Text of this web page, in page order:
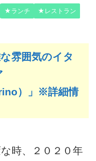
★ランチ ★レストラン
雰囲気のイタ
）」※詳細情
時、２０２０年